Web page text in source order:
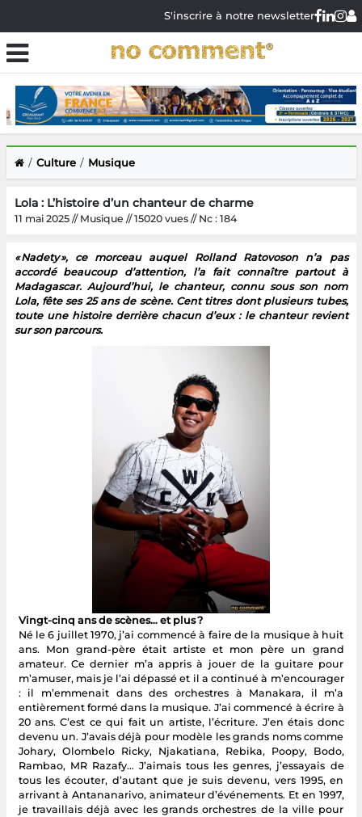
S'inscrire à notre newsletter
Culture Musique
Lola : L’histoire d’un chanteur de charme
11 mai 2025 // Musique // 15020 vues // Nc : 184
« Nadety », ce morceau auquel Rolland Ratovoson n’a pas
accordé beaucoup d’attention, l’a fait connaître partout à
Madagascar. Aujourd’hui, le chanteur, connu sous son nom
Lola, fête ses 25 ans de scène. Cent titres dont plusieurs tubes,
toute une histoire derrière chacun d’eux : le chanteur revient
sur son parcours.
Vingt-cinq ans de scènes… et plus ?
Né le 6 juillet 1970, j’ai commencé à faire de la musique à huit
ans. Mon grand-père était artiste et mon père un grand
amateur. Ce dernier m’a appris à jouer de la guitare pour
m’amuser, mais je l’ai dépassé et il a continué à m’encourager
: il m’emmenait dans des orchestres à Manakara, il m’a
entièrement formé dans la musique. J’ai commencé à écrire à
20 ans. C’est ce qui fait un artiste, l’écriture. J’en étais donc
devenu un. J’avais déjà pour modèle les grands noms comme
Johary, Olombelo Ricky, Njakatiana, Rebika, Poopy, Bodo,
Rambao, MR Razafy… J’aimais tous les genres, j’essayais de
tous les écouter, d’autant que je suis devenu, vers 1995, en
arrivant à Antananarivo, animateur d’événements. Et en 1997,
je travaillais déjà avec les grands orchestres de la ville pour